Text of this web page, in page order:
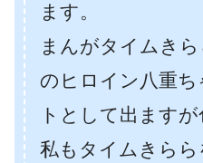
ます。
まんがタイムきら
のヒロイン八重
トとして出ますが
私もタイムきら